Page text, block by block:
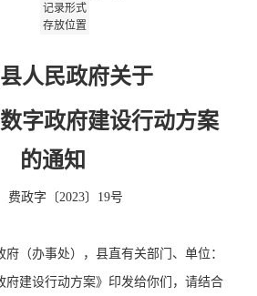
记录形式
存放位置
人民政府关于
字政府建设行动方案
的通知
费政字〔2023〕19号
（办事处），县直有关部门、单位：
府建设行动方案》印发给你们，请结合